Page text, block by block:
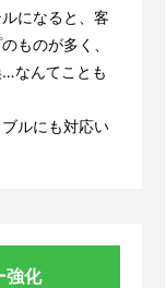
になると、客
ものが多く、
なんてことも
ルにも対応い
強化